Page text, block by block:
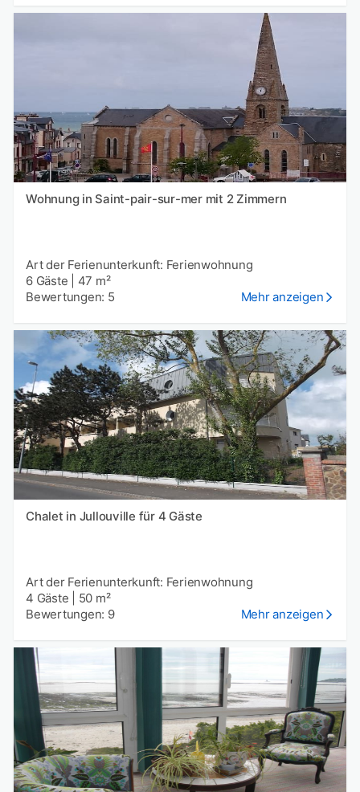
Wohnung in Saint-pair-sur-mer mit 2 Zimmern
Art der Ferienunterkunft: Ferienwohnung
6 Gäste
47 m²
Bewertungen: 5
Mehr anzeigen
Chalet in Jullouville für 4 Gäste
Art der Ferienunterkunft: Ferienwohnung
4 Gäste
50 m²
Bewertungen: 9
Mehr anzeigen